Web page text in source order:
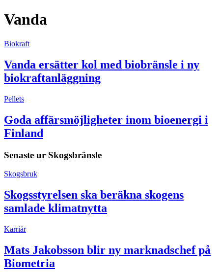
Vanda
Biokraft
Vanda ersätter kol med biobränsle i ny
biokraftanläggning
Pellets
Goda affärsmöjligheter inom bioenergi i
Finland
Senaste ur Skogsbränsle
Skogsbruk
Skogsstyrelsen ska beräkna skogens
samlade klimatnytta
Karriär
Mats Jakobsson blir ny marknadschef på
Biometria